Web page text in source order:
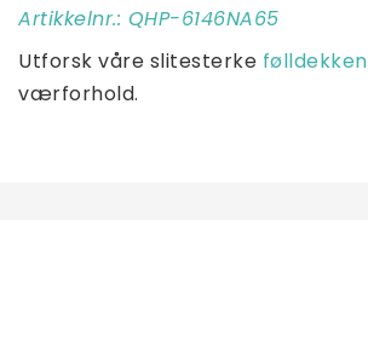
Artikkelnr.: QHP-6146NA65
Utforsk våre slitesterke følldekken
værforhold.